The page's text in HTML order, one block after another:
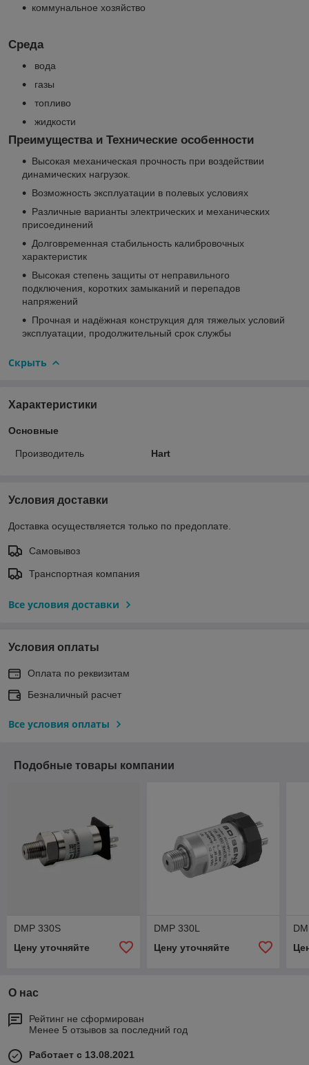
коммунальное хозяйство
Среда
вода
газы
топливо
жидкости
Преимущества и Технические особенности
Высокая механическая прочность при воздействии
динамических нагрузок.
Возможность эксплуатации в полевых условиях
Различные варианты электрических и механических
присоединений
Долговременная стабильность калибровочных
характеристик
Высокая степень защиты от неправильного
подключения, коротких замыканий и перепадов
напряжений
Прочная и надёжная конструкция для тяжелых условий
эксплуатации, продолжительный срок службы
Скрыть
Характеристики
Основные
Производитель Hart
Условия доставки
Доставка осуществляется только по предоплате.
Самовывоз
Транспортная компания
Все условия доставки
Условия оплаты
Оплата по реквизитам
Безналичный расчет
Все условия оплаты
Подобные товары компании
DMP 330S
Цену уточняйте
DMP 330L
Цену уточняйте
О нас
Рейтинг не сформирован
Менее 5 отзывов за последний год
Работает с 13.08.2021